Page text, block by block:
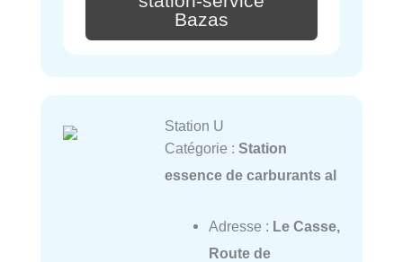
Bazas
Station U
Catégorie : Station
essence de carburants al
Adresse : Le Casse,
Route de